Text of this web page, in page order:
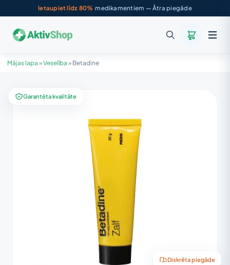
Ietaupiet līdz 80% medikamentiem — Ātra piegāde
Mājas lapa »Veselība » Betadine
Garantēta kvalitāte
Diskrēta piegāde